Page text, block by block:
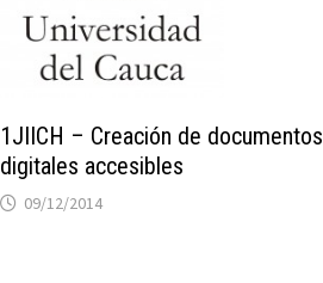
1JIICH – Creación de documentos
digitales accesibles
09/12/2014